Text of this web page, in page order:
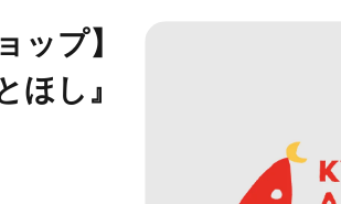
お問い合わせ
閲覧支援
サイトポリシー&プライバシーポリシー
ップ】
ほし』